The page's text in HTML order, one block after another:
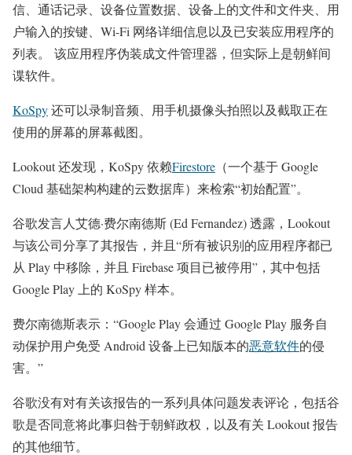
信、通话记录、设备位置数据、设备上的文件和文件夹、用
户输入的按键、Wi-Fi 网络详细信息以及已安装应用程序的
列表。 该应用程序伪装成文件管理器，但实际上是朝鲜间
谍软件。
KoSpy还可以录制音频、用手机摄像头拍照以及截取正在
使用的屏幕的屏幕截图。
Lookout 还发现，KoSpy 依赖Firestore （一个基于 Google
Cloud 基础架构构建的云数据库）来检索“初始配置”。
谷歌发言人艾德·费尔南德斯 (Ed Fernandez) 透露，Lookout
与该公司分享了其报告，并且“所有被识别的应用程序都已
从 Play 中移除，并且 Firebase 项目已被停用”，其中包括
Google Play 上的 KoSpy 样本。
费尔南德斯表示：“Google Play 会通过 Google Play 服务自
动保护用户免受 Android 设备上已知版本的恶意软件的侵
害。”
谷歌没有对有关该报告的一系列具体问题发表评论，包括谷
歌是否同意将此事归咎于朝鲜政权，以及有关 Lookout 报告
的其他细节。